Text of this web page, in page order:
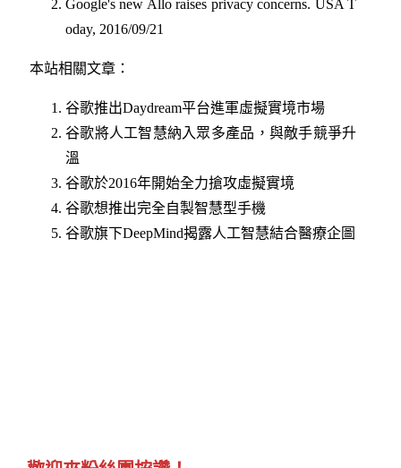
Google's new Allo raises privacy concerns. USA T
oday, 2016/09/21
本站相關文章：
谷歌推出Daydream平台進軍虛擬實境市場
谷歌將人工智慧納入眾多產品，與敵手競爭升
溫
谷歌於2016年開始全力搶攻虛擬實境
谷歌想推出完全自製智慧型手機
谷歌旗下DeepMind揭露人工智慧結合醫療企圖